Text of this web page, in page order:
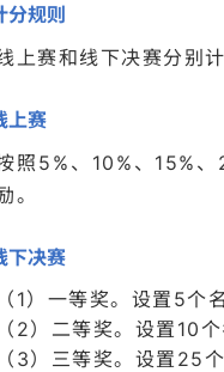
分规则
上赛和线下决赛分别计
上赛
照5%、10%、15%
。
下决赛
（1）一等奖。设置5
（2）二等奖。设置10
（3）三等奖。设置25